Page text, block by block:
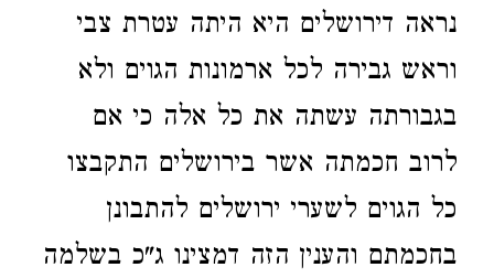
נראה דירושלים היא היתה עטרת צבי
וראש גבירה לכל ארמונות הגוים ולא
בגבורתה עשתה את כל אלה כי אם
לרוב חכמתה אשר בירושלים התקבצו
כל הגוים לשערי ירושלים להתבונן
בחכמתם והענין הזה דמצינו ג"כ בשלמה